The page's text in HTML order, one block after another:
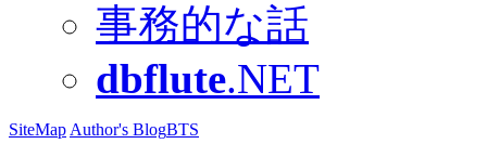
事務的な話
dbflute.NET
SiteMapAuthor's BlogBTS